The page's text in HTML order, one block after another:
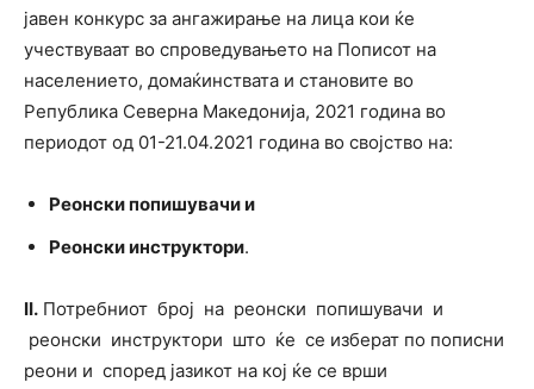
јавен конкурс за ангажирање на лица кои ќе
учествуваат во спроведувањето на Пописот на
населението, домаќинствата и становите во
Република Северна Македонија, 2021 година во
периодот од 01-21.04.2021 година во својство на:
Реонски попишувачи и
Реонски инструктори.
II. Потребниот број на реонски попишувачи и
реонски инструктори што ќе се изберат по пописни
реони и според јазикот на кој ќе се врши